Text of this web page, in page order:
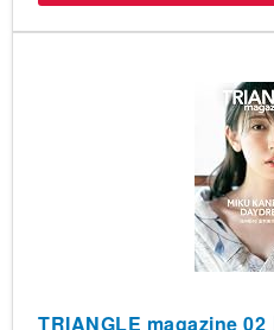
TRIANGLE magazine 02